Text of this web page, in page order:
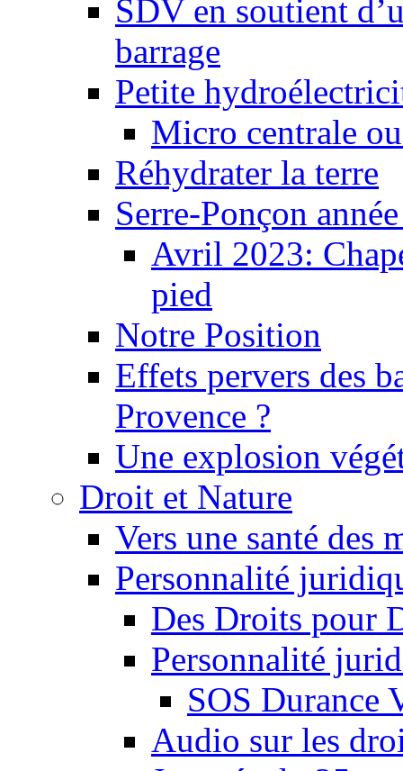
SDV en soutient
barrage
Petite
Micro centrale
Réhydrater la terre
Serre-Ponçon
Avril 2023:
pied
Notre Position
Effets pervers des
Provence ?
Une explosion
Droit et Nature
Vers une santé des
Personnalité
Des Droits pour
Personnalité
SOS Durance
Audio sur les